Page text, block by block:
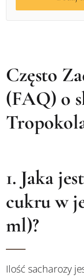
Często
(FAQ) o
1. Jaka
cukru w
ml)?
Ilość sacharozy